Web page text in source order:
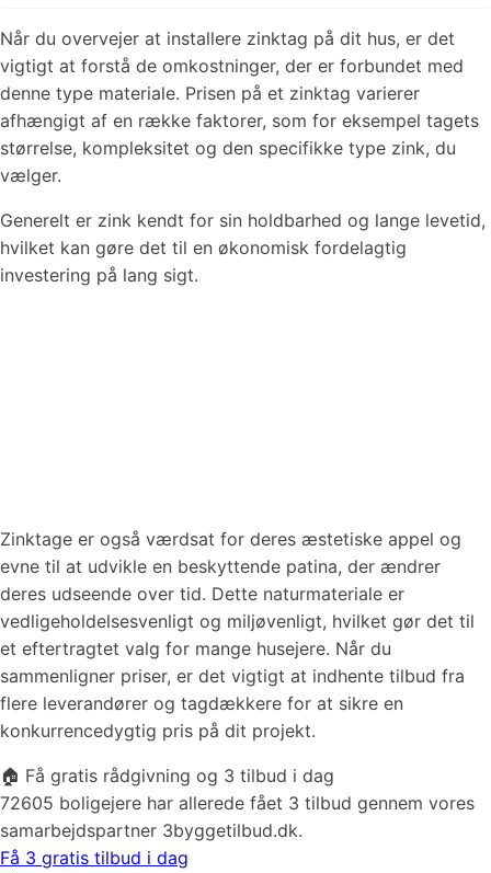
Når du overvejer at installere zinktag på dit hus, er det
vigtigt at forstå de omkostninger, der er forbundet med
denne type materiale. Prisen på et zinktag varierer
afhængigt af en række faktorer, som for eksempel tagets
størrelse, kompleksitet og den specifikke type zink, du
vælger.
Generelt er zink kendt for sin holdbarhed og lange levetid,
hvilket kan gøre det til en økonomisk fordelagtig
investering på lang sigt.
Zinktage er også værdsat for deres æstetiske appel og
evne til at udvikle en beskyttende patina, der ændrer
deres udseende over tid. Dette naturmateriale er
vedligeholdelsesvenligt og miljøvenligt, hvilket gør det til
et eftertragtet valg for mange husejere. Når du
sammenligner priser, er det vigtigt at indhente tilbud fra
flere leverandører og tagdækkere for at sikre en
konkurrencedygtig pris på dit projekt.
🏠 Få gratis rådgivning og 3 tilbud i dag
72605 boligejere har allerede fået 3 tilbud gennem vores
samarbejdspartner 3byggetilbud.dk.
Få 3 gratis tilbud i dag